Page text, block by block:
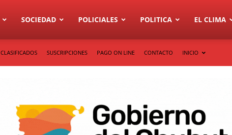
SOCIEDAD POLICIALES POLITICA EL CLIMA
CLASIFICADOS SUSCRIPCIONES PAGO ON LINE CONTACTO INICIO